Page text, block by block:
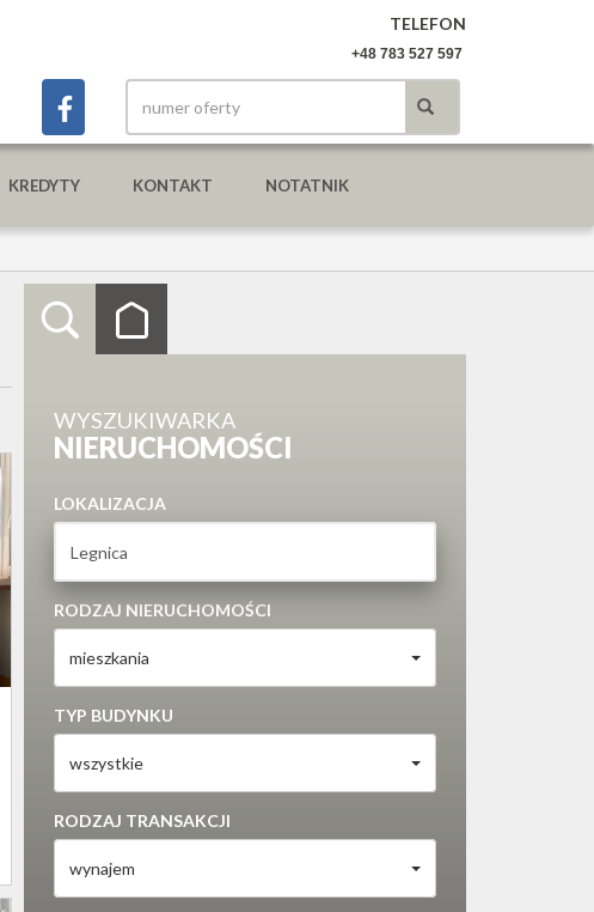
TELEFON
+48 783 527 597
KREDYTY KONTAKT NOTATNIK
WYSZUKIWARKA
NIERUCHOMOŚCI
LOKALIZACJA
RODZAJ NIERUCHOMOŚCI
mieszkania
TYP BUDYNKU
wszystkie
RODZAJ TRANSAKCJI
wynajem